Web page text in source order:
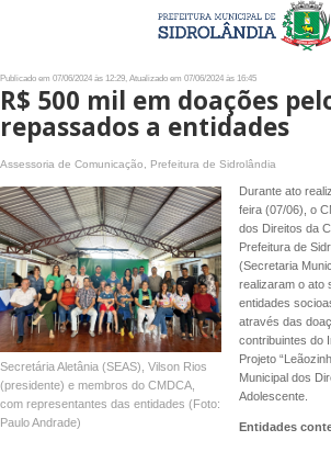
Publicado em 07/06/2024 às 12:29, Atualizado em 07/06/2024 às 16:45
R$ 500 mil em doações
repassados a entidades
Assessoria de Comunicação, Prefeitura de Sidrolândia
Secretária Aletânia (SEAS), Vilson Rios
(presidente) e membros do CMDCA,
com representantes das entidades (Foto:
Paulo Andrade)
Durante ato
feira (07/06), o
dos Direitos da
Prefeitura de
(Secretaria
realizaram o ato
entidades
através das
contribuintes do
Projeto
Municipal dos
Adolescente.
Entidades